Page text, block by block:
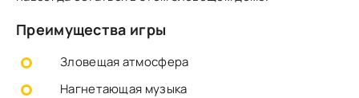
Преимущества игры
Зловещая атмосфера
Нагнетающая музыка